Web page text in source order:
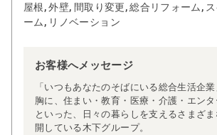
屋根, 外壁, 間取り変更, 総合リフォーム,
ーム, リノベーション
お客様へメッセージ
「いつもあなたのそばにいる総合生活企
胸に、住まい・教育・医療・介護・エンタ
といった、日々の暮らしを支えるさまざ
開している木下グループ。